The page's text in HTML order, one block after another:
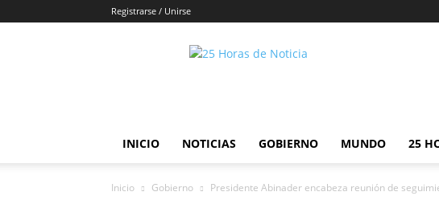
Registrarse / Unirse
25horasdenoticias
INICIO NOTICIAS GOBIERNO MUNDO 25
Inicio Gobierno Presidente Abinader encabeza reunión de